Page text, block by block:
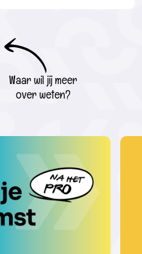
Waar wil jij meer
over weten?